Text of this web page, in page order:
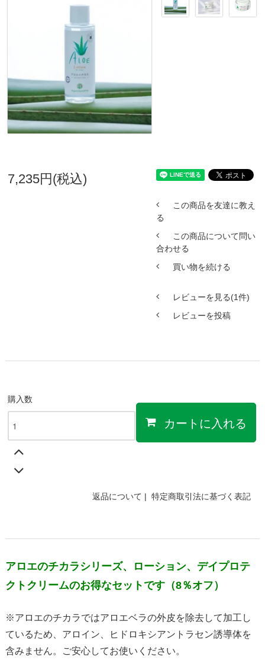
7,235円(税込)
この商品を友達に教え
る
この商品について問い
合わせる
買い物を続ける
レビューを見る(1件)
レビューを投稿
購入数
カートに入れる
返品について |特定商取引法に基づく表記
アロエのチカラシリーズ、ローション、デイプロテ
クトクリームのお得なセットです（8％オフ）
※アロエのチカラではアロエベラの外皮を除去して加工し
ているため、アロイン、ヒドロキシアントラセン誘導体を
含みません。ご安心してお使いください。